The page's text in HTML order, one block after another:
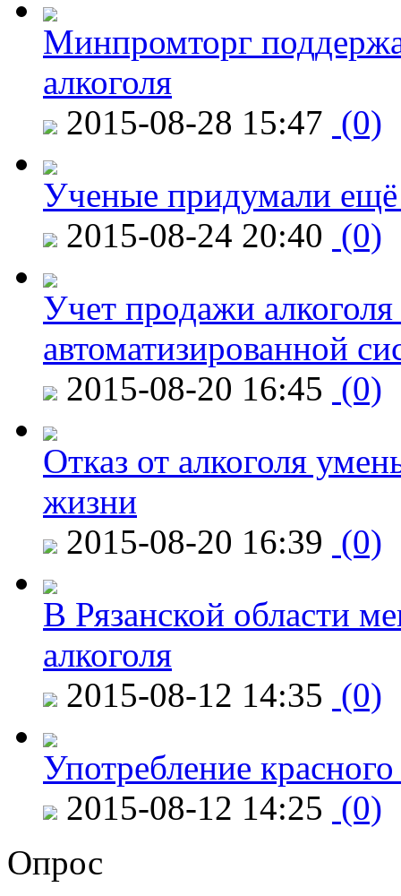
Минпромторг
алкоголя
2015-08-28 15:47 (0)
Ученые придумали ещё
2015-08-24 20:40 (0)
Учет продажи
автоматизированной
2015-08-20 16:45 (0)
Отказ от алкоголя
жизни
2015-08-20 16:39 (0)
В Рязанской области
алкоголя
2015-08-12 14:35 (0)
Употребление
2015-08-12 14:25 (0)
Опрос